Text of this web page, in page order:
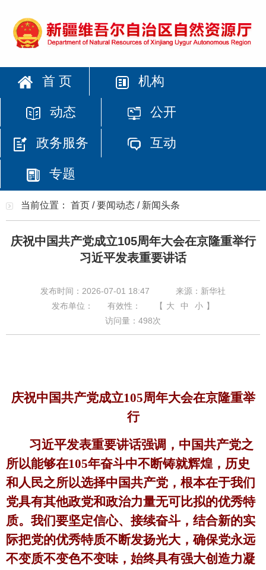
首 页 机构
动态 公开
政务服务 互动
专题
当前位置： 首页 /要闻动态 / 新闻头条
庆祝中国共产党成立105周年大会在京隆重举行
习近平发表重要讲话
发布时间：2026-07-01 18:47
来源：新华社
发布单位：
有效性： 【 大 中 小 】
访问量： 498次
庆祝中国共产党成立105周年大会在京隆重举
行
习近平发表重要讲话强调，中国共产党之
所以能够在105年奋斗中不断铸就辉煌，历史
和人民之所以选择中国共产党，根本在于我们
党具有其他政党和政治力量无可比拟的优秀特
质。我们要坚定信心、接续奋斗，结合新的实
际把党的优秀特质不断发扬光大，确保党永远
不变质不变色不变味，始终具有强大创造力凝